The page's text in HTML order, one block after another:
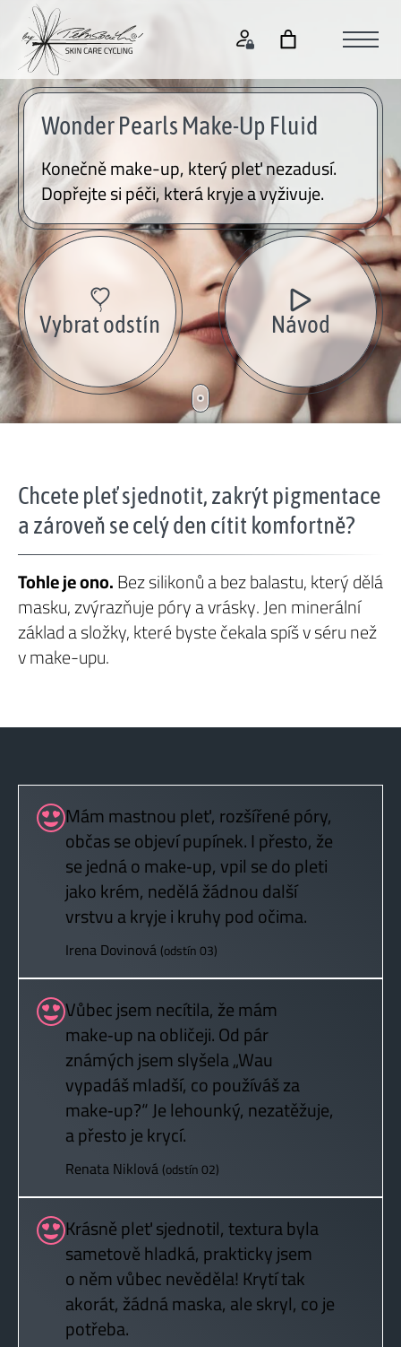
Wonder Pearls Make-Up Fluid
Konečně make-up, který pleť nezadusí.
Dopřejte si péči, která kryje a vyživuje.
Vybrat odstín Návod
Chcete pleť sjednotit, zakrýt pigmentace
a zároveň se celý den cítit komfortně?
Tohle je ono.Bez silikonů a bez balastu, který dělá
masku, zvýrazňuje póry a vrásky. Jen minerální
základ a složky, které byste čekala spíš v séru než
v make-upu.
Mám mastnou pleť, rozšířené póry,
občas se objeví pupínek. I přesto, že
se jedná o make‑up, vpil se do pleti
jako krém, nedělá žádnou další
vrstvu a kryje i kruhy pod očima.
Irena Dovinová(odstín 03)
Vůbec jsem necítila, že mám
make‑up na obličeji. Od pár
známých jsem slyšela „Wau
vypadáš mladší, co používáš za
make‑up?“ Je lehounký, nezatěžuje,
a přesto je krycí.
Renata Niklová(odstín 02)
Krásně pleť sjednotil, textura byla
sametově hladká, prakticky jsem
o něm vůbec nevěděla! Krytí tak
akorát, žádná maska, ale skryl, co je
potřeba.